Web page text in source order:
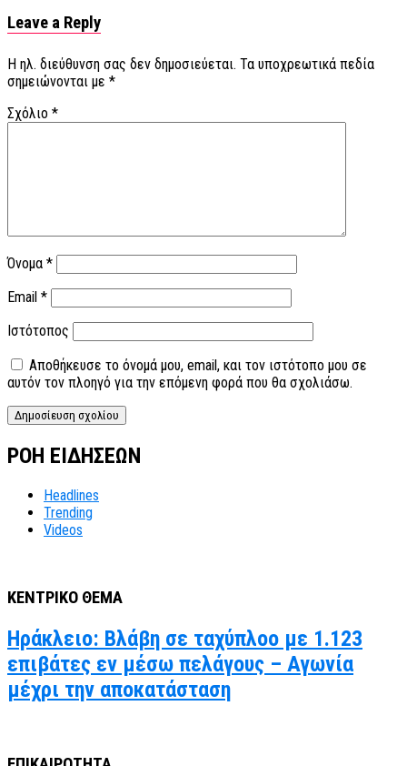
Leave a Reply
Η ηλ. διεύθυνση σας δεν δημοσιεύεται. Τα υποχρεωτικά πεδία
σημειώνονται με *
Σχόλιο *
Όνομα *
Email *
Ιστότοπος
Αποθήκευσε το όνομά μου, email, και τον ιστότοπο μου σε
αυτόν τον πλοηγό για την επόμενη φορά που θα σχολιάσω.
ΡΟΗ ΕΙΔΗΣΕΩΝ
Headlines
Trending
Videos
ΚΕΝΤΡΙΚΟ ΘΕΜΑ
Ηράκλειο: Βλάβη σε ταχύπλοο με 1.123
επιβάτες εν μέσω πελάγους – Αγωνία
μέχρι την αποκατάσταση